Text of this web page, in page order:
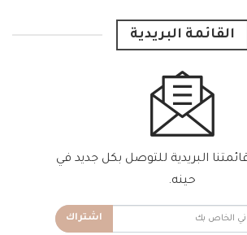
القائمة البريدية
البريدية للتوصل بكل جديد في
حينه.
اشتراك